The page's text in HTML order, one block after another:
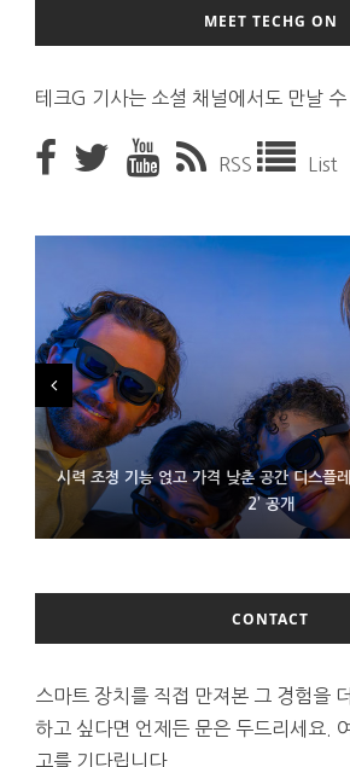
MEET TECHG ON
테크G 기사는 소셜 채널에서도 만날 수
RSS List
시력 조정 기능 얹고 가격 낮춘 공간 디스플
2’ 공개
D램 부족에 10억달러어치 아이폰18 프로
300~400달러 반지형 스피커 준비
CONTACT
스마트 장치를 직접 만져본 그 경험을
하고 싶다면 언제든 문은 두드리세요.
고를 기다립니다.